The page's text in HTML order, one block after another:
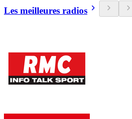
Les meilleures radios